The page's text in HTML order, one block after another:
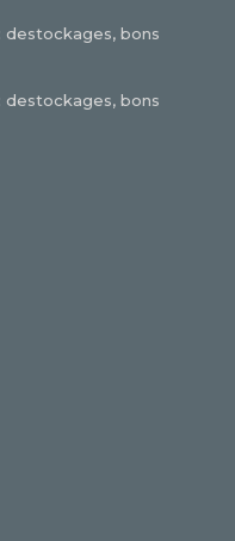
destockages, bons
destockages, bons